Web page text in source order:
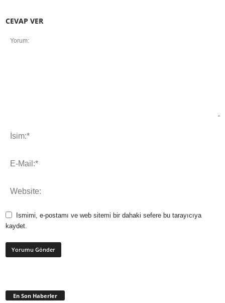
CEVAP VER
Ismimi, e-postamı ve web sitemi bir dahaki sefere bu tarayıcıya
kaydet.
En Son Haberler